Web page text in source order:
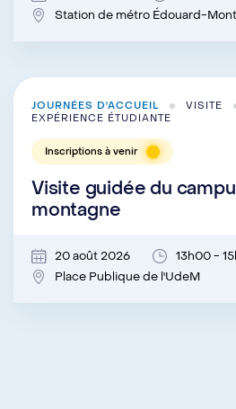
Station de métro Édouard-
JOURNÉES D'ACCUEIL
VISITE
EXPÉRIENCE ÉTUDIANTE
Inscriptions à venir
Visite guidée du
montagne
20 août 2026
13h00 -
Place Publique de l'UdeM